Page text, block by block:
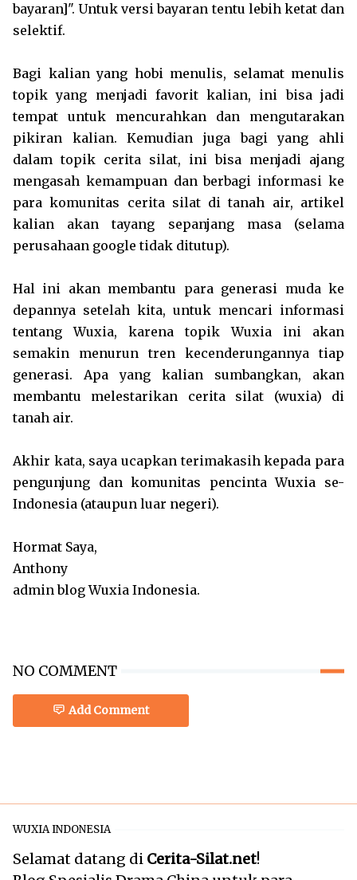
bayaran]". Untuk versi bayaran tentu lebih ketat dan
selektif.
Bagi kalian yang hobi menulis, selamat menulis
topik yang menjadi favorit kalian, ini bisa jadi
tempat untuk mencurahkan dan mengutarakan
pikiran kalian. Kemudian juga bagi yang ahli
dalam topik cerita silat, ini bisa menjadi ajang
mengasah kemampuan dan berbagi informasi ke
para komunitas cerita silat di tanah air, artikel
kalian akan tayang sepanjang masa (selama
perusahaan google tidak ditutup).
Hal ini akan membantu para generasi muda ke
depannya setelah kita, untuk mencari informasi
tentang Wuxia, karena topik Wuxia ini akan
semakin menurun tren kecenderungannya tiap
generasi. Apa yang kalian sumbangkan, akan
membantu melestarikan cerita silat (wuxia) di
tanah air.
Akhir kata, saya ucapkan terimakasih kepada para
pengunjung dan komunitas pencinta Wuxia se-
Indonesia (ataupun luar negeri).
Hormat Saya,
Anthony
admin blog Wuxia Indonesia.
NO COMMENT
Add Comment
WUXIA INDONESIA
Selamat datang di Cerita-Silat.net!